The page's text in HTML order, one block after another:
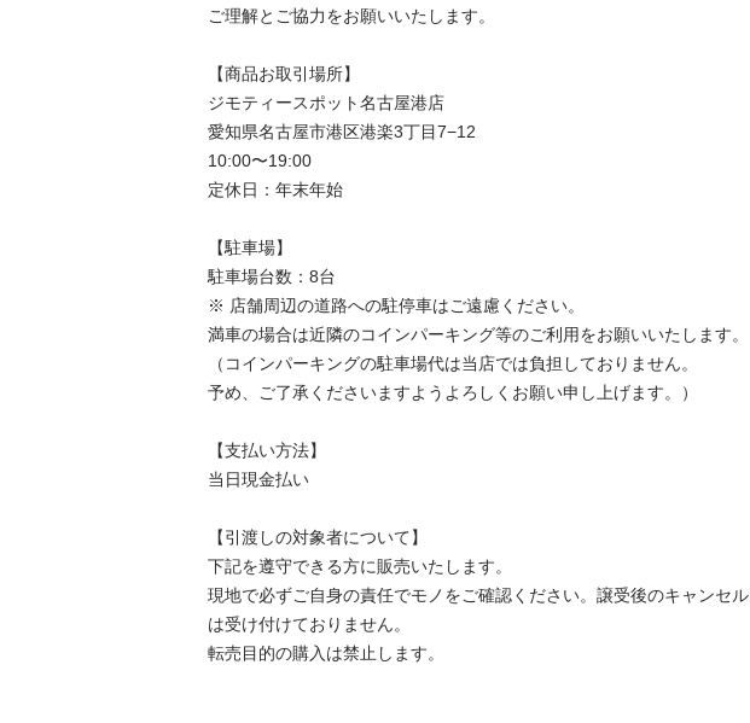
ご理解とご協力をお願いいたします。
【商品お取引場所】
ジモティースポット名古屋港店
愛知県名古屋市港区港楽3丁目7−12
10:00〜19:00
定休日：年末年始
【駐⾞場】
駐車場台数：8台
※ 店舗周辺の道路への駐停車はご遠慮ください。
満車の場合は近隣のコインパーキング等のご利用をお願いいたします。
（コインパーキングの駐車場代は当店では負担しておりません。
予め、ご了承くださいますようよろしくお願い申し上げます。）
【⽀払い⽅法】
当日現金払い
【引渡しの対象者について】
下記を遵守できる⽅に販売いたします。
現地で必ずご⾃⾝の責任でモノをご確認ください。譲受後のキャンセル
は受け付けておりません。
転売⽬的の購⼊は禁⽌します。